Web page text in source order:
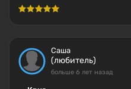
Саша
(любитель)
больше 6 лет назад